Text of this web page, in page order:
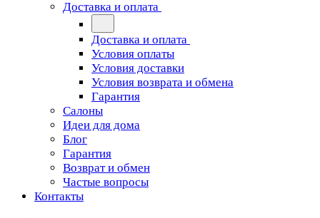
Доставка и оплата
Доставка и оплата
Условия оплаты
Условия доставки
Условия возврата и обмена
Гарантия
Салоны
Идеи для дома
Блог
Гарантия
Возврат и обмен
Частые вопросы
Контакты